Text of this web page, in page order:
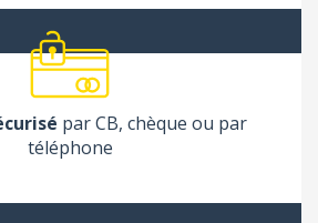
par CB, chèque ou par
téléphone